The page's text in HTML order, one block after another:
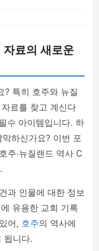
자료의 새로운
? 특히 호주와 뉴질
료를 찾고 계신다
수 아이템입니다. 하
하신가요? 이번 포
주·뉴질랜드 역사 C
과 인물에 대한 정보
에 유용한 교회 기록
어, 호주의 역사에
됩니다.